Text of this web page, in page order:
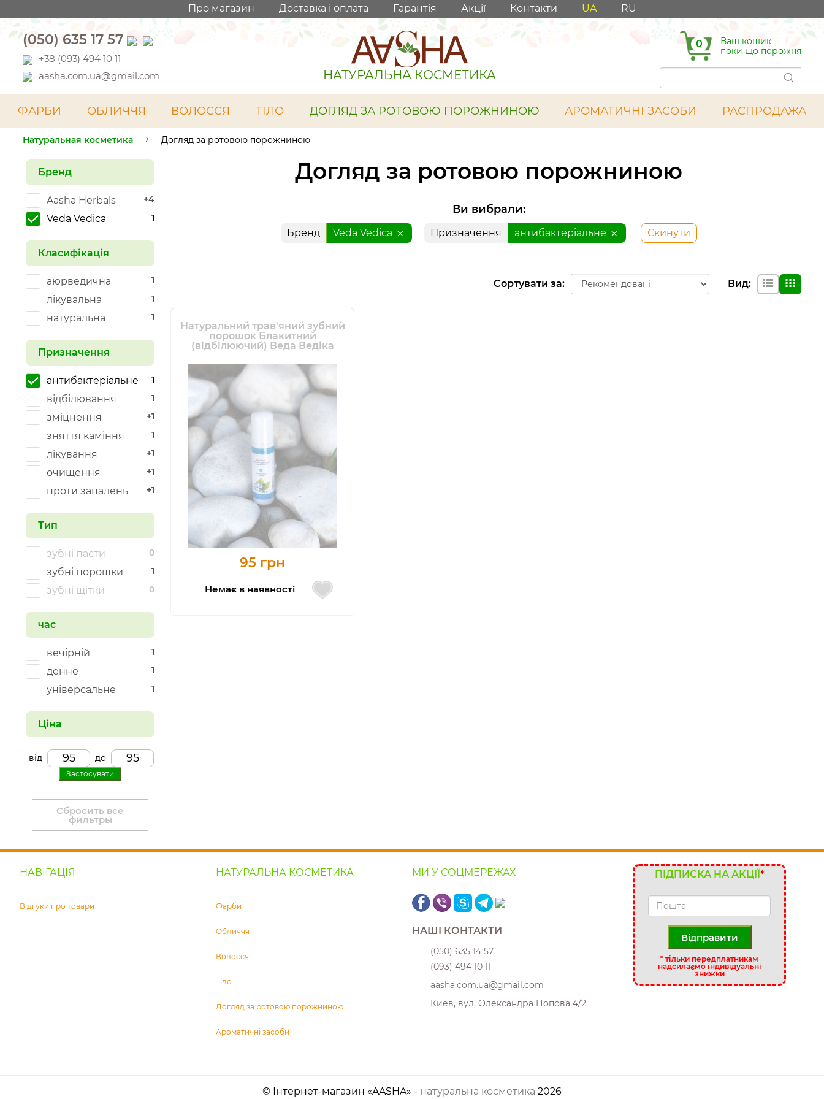
Про магазин Доставка і оплата Гарантія Акції Контакти UA RU
(050) 635 17 57
+38 (093) 494 10 11
aasha.com.ua@gmail.com
НАТУРАЛЬНА КОСМЕТИКА
0
Ваш кошик
поки що порожня
ФАРБИ ОБЛИЧЧЯ ВОЛОССЯ ТІЛО ДОГЛЯД ЗА РОТОВОЮ ПОРОЖНИНОЮ АРОМАТИЧНІ ЗАСОБИ РАСПРОДАЖА
Натуральная косметика Догляд за ротовою порожниною
Догляд за ротовою порожниною
Ви вибрали:
Бренд Veda Vedica Призначення антибактеріальне Скинути
Сортувати за: Вид:
Натуральний трав'яний зубний
порошок Блакитний
(відбілюючий) Веда Ведіка
95 грн
Немає в наявності
Бренд
+4
Aasha Herbals
1
Veda Vedica
Класифікація
1
аюрведична
1
лікувальна
1
натуральна
Призначення
1
антибактеріальне
1
відбілювання
+1
зміцнення
1
зняття каміння
+1
лікування
+1
очищення
+1
проти запалень
Тип
0
зубні пасти
1
зубні порошки
0
зубні щітки
час
1
вечірній
1
денне
1
універсальне
Ціна
від до
Застосувати
Сбросить все
фильтры
НАВІГАЦІЯ
Відгуки про товари
НАТУРАЛЬНА КОСМЕТИКА
Фарби
Обличчя
Волосся
Тіло
Догляд за ротовою порожниною
Ароматичні засоби
МИ У СОЦМЕРЕЖАХ
НАШІ КОНТАКТИ
(050) 635 14 57
(093) 494 10 11
aasha.com.ua@gmail.com
Киев, вул, Олександра Попова 4/2
ПІДПИСКА НА АКЦІЇ *
Відправити
* тільки передплатникам
надсилаємо індивідуальні
знижки
© Інтернет-магазин «AASHA» - натуральна косметика 2026